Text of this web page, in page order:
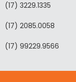
(17) 3229.1335
(17) 2085.0058
(17) 99229.9566